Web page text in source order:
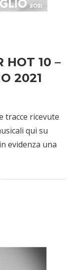
HOT 10 –
2021
tracce ricevute
qui su
evidenza una